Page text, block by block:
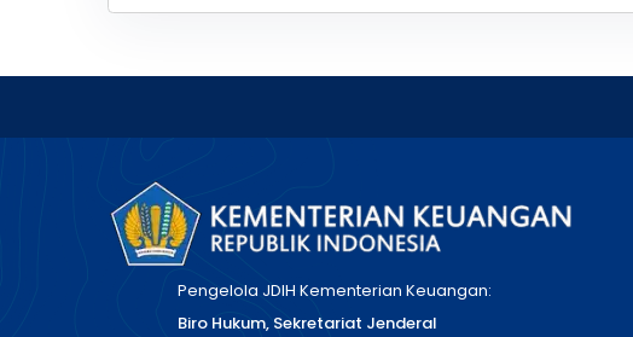
Pengelola JDIH Kementerian Keuangan:
Biro Hukum, Sekretariat Jenderal